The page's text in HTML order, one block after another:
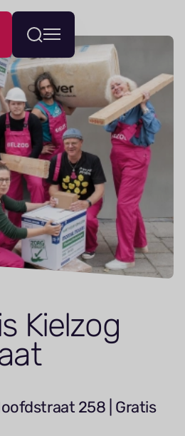
Wissel
menu
Kielzog
258 | Gratis